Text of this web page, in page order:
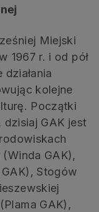
Miejski
1967 r. i od pół
kolejne
Początki
dzisiaj GAK jest
GAK),
Stogów
GAK),